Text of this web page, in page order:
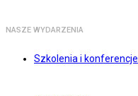
NASZE WYDARZENIA
Szkolenia i konferencje